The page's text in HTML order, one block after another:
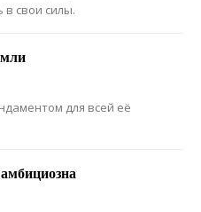
свои силы.
для всей её